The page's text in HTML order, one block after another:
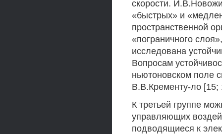
скорости.
«быстрых» и
пространственной
«пограничного
исследована
Вопросам
ньютоновском поле
В.В.Кременту-ло [15;
К третьей группе
управляющих
подводящиеся к